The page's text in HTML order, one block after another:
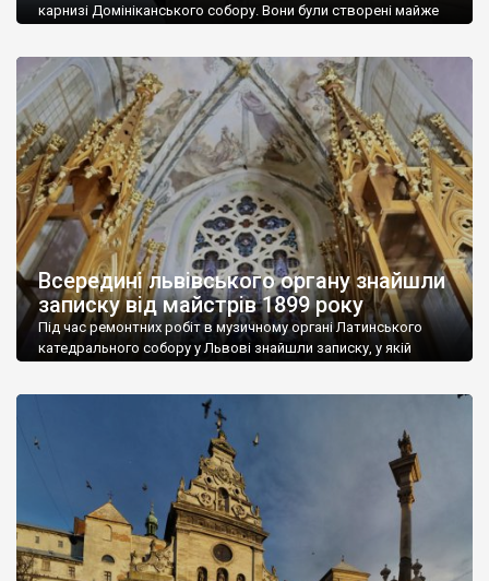
карнизі Домініканського собору. Вони були створені майже
Онищенко. Реставраційні роботи тривали понад 3 місяці. Їх
завершили наприкінці 2021 року. “Завершилась реставрація
фігур двох домініканських монашок святої Катерини
Сієнської і святої Розалії з […]
Всередині львівського органу знайшли
записку від майстрів 1899 року
Під час ремонтних робіт в музичному органі Латинського
катедрального собору у Львові знайшли записку, у якій
Львів, 1899. Юліан Райманн, Франтішек Бучак, Антоні Бар,
Борусевич Ян, Лакування Генрик Бурштин”, – йдеться у
записці. Знайшли записку під час реставрації […]